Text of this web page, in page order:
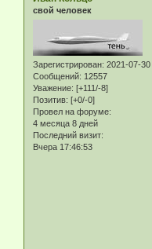
свой человек
Зарегистрирован: 2021-07-30
Сообщений: 12557
Уважение: [+111/-8]
Позитив: [+0/-0]
Провел на форуме:
4 месяца 8 дней
Последний визит:
Вчера 17:46:53